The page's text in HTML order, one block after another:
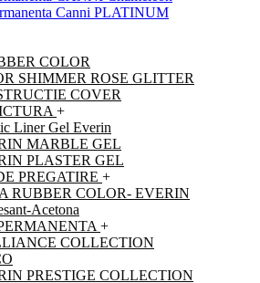
Canni PLATINUM
COLOR
SHIMMER ROSE GLITTER
COVER
+
Liner Gel Everin
MARBLE GEL
PLASTER GEL
PREGATIRE +
RUBBER COLOR- EVERIN
Acetona
+
COLLECTION
PRESTIGE COLLECTION